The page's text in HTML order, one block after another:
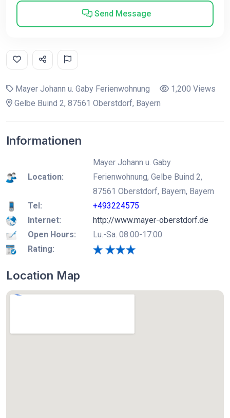
Send Message
Mayer Johann u. Gaby Ferienwohnung
1,200 Views
Gelbe Buind 2, 87561 Oberstdorf, Bayern
Informationen
Location:
Mayer Johann u. Gaby
Ferienwohnung, Gelbe Buind 2,
87561 Oberstdorf, Bayern, Bayern
Tel:
+493224575
Internet:
http://www.mayer-oberstdorf.de
Open Hours:
Lu.-Sa. 08:00-17:00
Rating:
Location Map